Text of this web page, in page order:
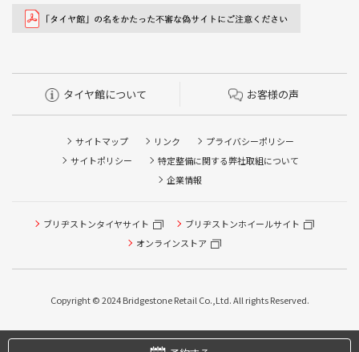
タイヤ館について お客様の声
サイトマップ リンク
プライバシーポリシー
サイトポリシー
特定整備に関する弊社取組について
企業情報
ブリヂストンタイヤサイト
ブリヂストンホイールサイト
オンラインストア
Copyright © 2024 Bridgestone Retail Co.,Ltd. All rights Reserved.
ピット作業の予約